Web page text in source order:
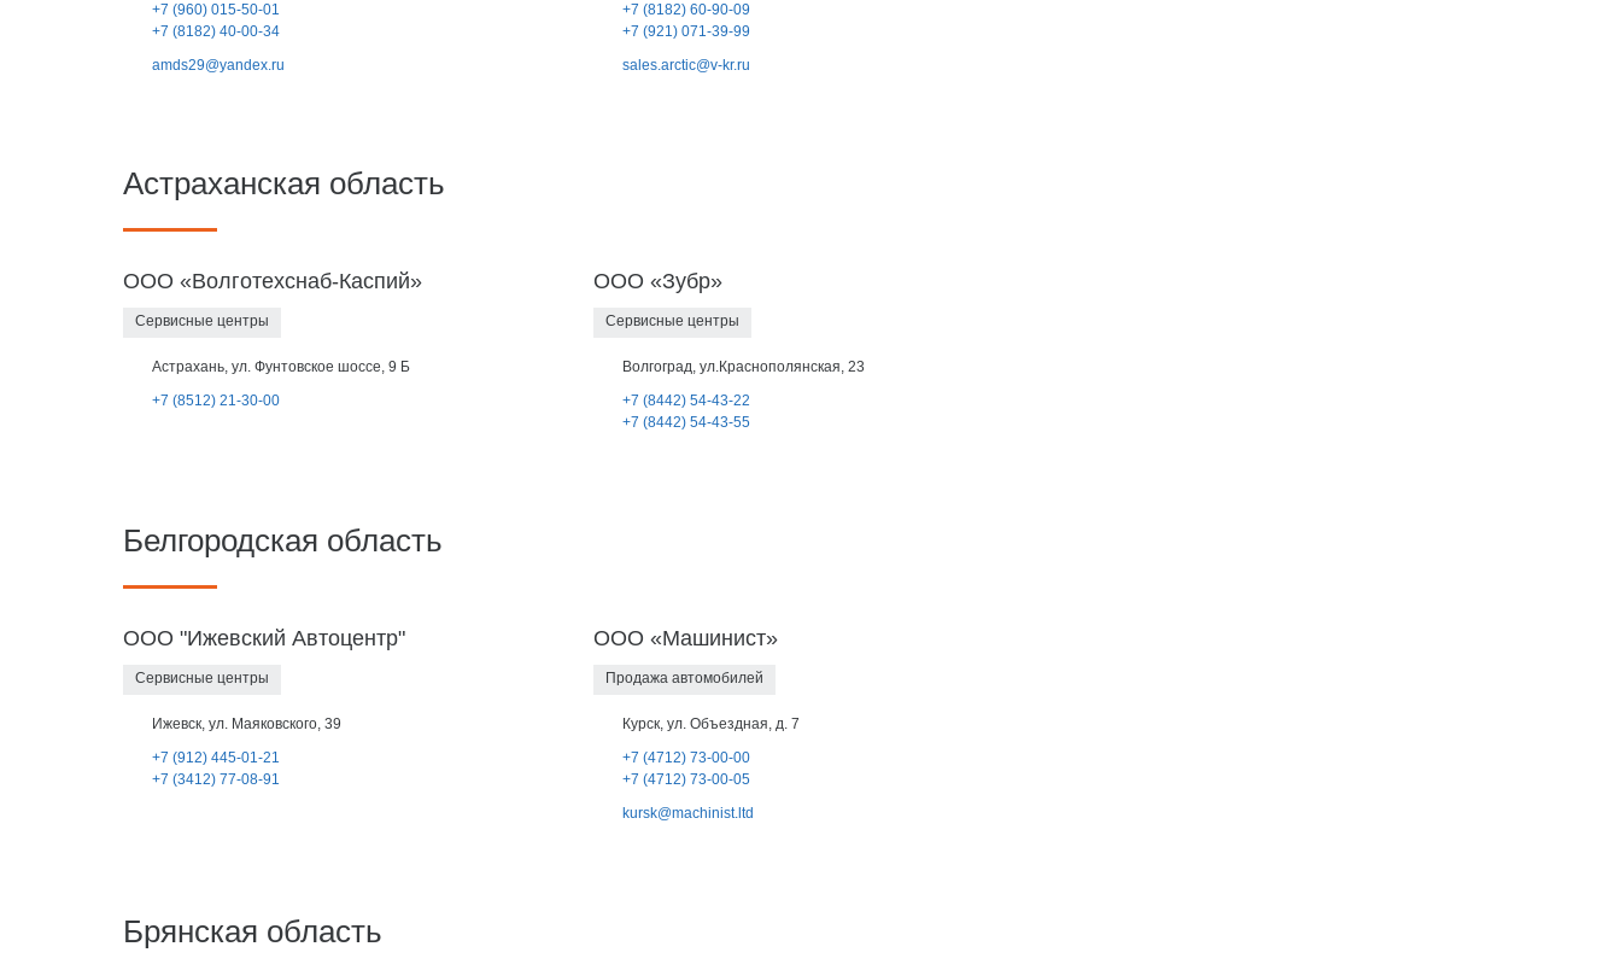
+7 (960) 015-50-01
+7 (8182) 40-00-34
amds29@yandex.ru
+7 (8182) 60-90-09
+7 (921) 071-39-99
sales.arctic@v-kr.ru
Астраханская область
ООО «Волготехснаб-Каспий»
Сервисные центры
Астрахань, ул. Фунтовское шоссе, 9 Б
+7 (8512) 21-30-00
ООО «Зубр»
Сервисные центры
Волгоград, ул.Краснополянская, 23
+7 (8442) 54-43-22
+7 (8442) 54-43-55
Белгородская область
ООО "Ижевский Автоцентр"
Сервисные центры
Ижевск, ул. Маяковского, 39
+7 (912) 445-01-21
+7 (3412) 77-08-91
ООО «Машинист»
Продажа автомобилей
Курск, ул. Объездная, д. 7
+7 (4712) 73-00-00
+7 (4712) 73-00-05
kursk@machinist.ltd
Брянская область